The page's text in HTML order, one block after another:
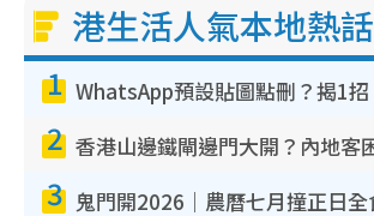
港生活人氣本地熱話
1
2
3